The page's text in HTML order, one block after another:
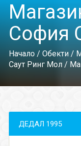
София
Начало/ Обекти/
Саут Ринг Мол/
ДЕДАЛ 1995